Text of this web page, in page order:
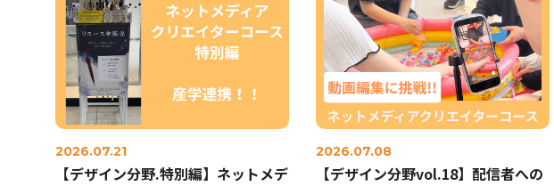
2026.07.21
【デザイン分野.特別編】ネットメデ
2026.07.08
【デザイン分野vol.18】配信者への